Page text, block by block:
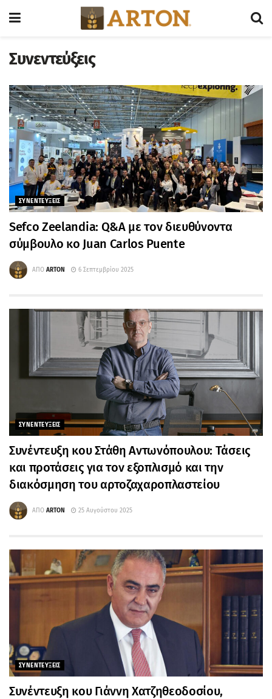
Συνεντεύξεις
ΣΥΝΕΝΤΕΥΞΕΙΣ
Sefco Zeelandia: Q&A με τον διευθύνοντα
σύμβουλο κο Juan Carlos Puente
ΑΠΟ ARTON 6 Σεπτεμβρίου 2025
ΣΥΝΕΝΤΕΥΞΕΙΣ
Συνέντευξη κου Στάθη Αντωνόπουλου: Τάσεις
και προτάσεις για τον εξοπλισμό και την
διακόσμηση του αρτοζαχαροπλαστείου
ΑΠΟ ARTON 25 Αυγούστου 2025
ΣΥΝΕΝΤΕΥΞΕΙΣ
Συνέντευξη κου Γιάννη Χατζηθεοδοσίου,